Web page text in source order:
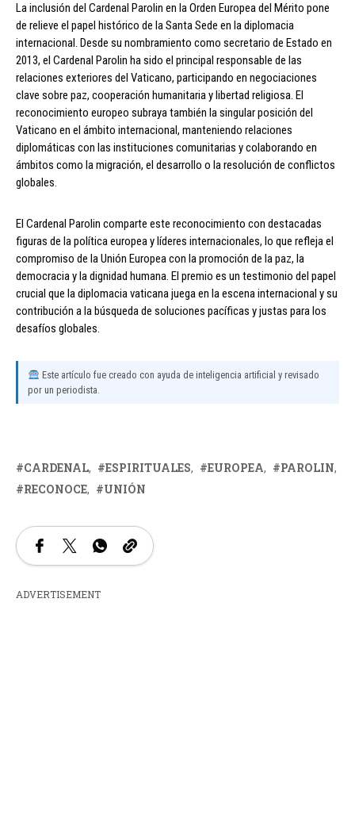
La inclusión del Cardenal Parolin en la Orden Europea del Mérito pone
de relieve el papel histórico de la Santa Sede en la diplomacia
internacional. Desde su nombramiento como secretario de Estado en
2013, el Cardenal Parolin ha sido el principal responsable de las
relaciones exteriores del Vaticano, participando en negociaciones
clave sobre paz, cooperación humanitaria y libertad religiosa. El
reconocimiento europeo subraya también la singular posición del
Vaticano en el ámbito internacional, manteniendo relaciones
diplomáticas con las instituciones comunitarias y colaborando en
ámbitos como la migración, el desarrollo o la resolución de conflictos
globales.
El Cardenal Parolin comparte este reconocimiento con destacadas
figuras de la política europea y líderes internacionales, lo que refleja el
compromiso de la Unión Europea con la promoción de la paz, la
democracia y la dignidad humana. El premio es un testimonio del papel
crucial que la diplomacia vaticana juega en la escena internacional y su
contribución a la búsqueda de soluciones pacíficas y justas para los
desafíos globales.
Este artículo fue creado con ayuda de inteligencia artificial y revisado
por un periodista.
CARDENAL ESPIRITUALES EUROPEA
PAROLIN
RECONOCE
UNIÓN
ADVERTISEMENT